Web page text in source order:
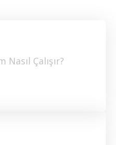
Nasıl Çalışır?